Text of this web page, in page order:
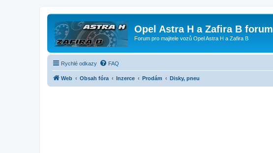
Opel Astra H a Zafira B forum
Forum pro majitele vozů Opel Astra H a Zafira B
Rychlé odkazy FAQ
Web Obsah fóra Inzerce Prodám Disky, pneu